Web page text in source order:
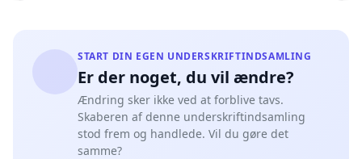
START DIN EGEN UNDERSKRIFTINDSAMLING
Er der noget, du vil ændre?
Ændring sker ikke ved at forblive tavs.
Skaberen af denne underskriftindsamling
stod frem og handlede. Vil du gøre det
samme?